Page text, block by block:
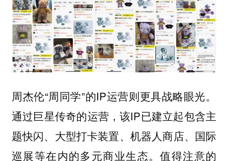
周杰伦“周同学”的IP运营则更具战略眼光。
通过巨星传奇的运营，该IP已建立起包含主
题快闪、大型打卡装置、机器人商店、国际
巡展等在内的多元商业生态。值得注意的